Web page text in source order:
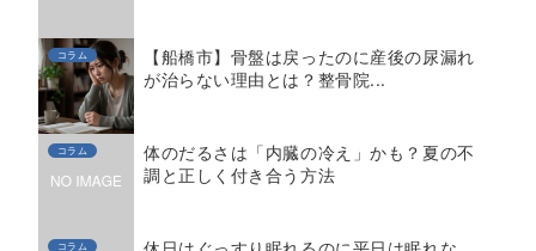
コラム
【船橋市】骨盤は戻ったのに産後の尿漏れ
が治らない理由とは？整骨院...
コラム
体のだるさは「内臓の冷え」かも？夏の不
調と正しく付き合う方法
コラム